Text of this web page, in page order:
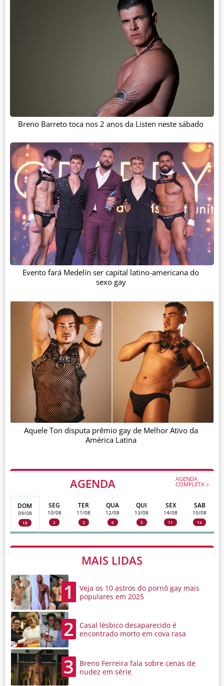
AGENDA AGENDA
COMPLETA >
DOM
09/08
18
SEG
10/08
2
TER
11/08
3
QUA
12/08
6
QUI
13/08
5
SEX
14/08
11
SAB
15/08
14
MAIS LIDAS
1
Veja os 10 astros do pornô gay mais
populares em 2025
2
Casal lésbico desaparecido é
encontrado morto em cova rasa
3
Breno Ferreira fala sobre cenas de
nudez em série
Breno Barreto toca nos 2 anos da Listen neste sábado
Evento fará Medelín ser capital latino-americana do
sexo gay
Aquele Ton disputa prêmio gay de Melhor Ativo da
América Latina